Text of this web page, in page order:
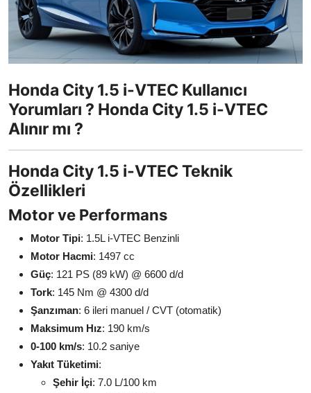
Sigorta & Kasko
Yakıt, LPG & Elektrikli
Honda City 1.5 i-VTEC Kullanıcı
Yorumları ? Honda City 1.5 i-VTEC
Alınır mı ?
Honda City 1.5 i-VTEC Teknik
Özellikleri
Motor ve Performans
Motor Tipi: 1.5L i-VTEC Benzinli
Motor Hacmi: 1497 cc
Güç: 121 PS (89 kW) @ 6600 d/d
Tork: 145 Nm @ 4300 d/d
Şanzıman: 6 ileri manuel / CVT (otomatik)
Maksimum Hız: 190 km/s
0-100 km/s: 10.2 saniye
Yakıt Tüketimi:
Şehir İçi: 7.0 L/100 km